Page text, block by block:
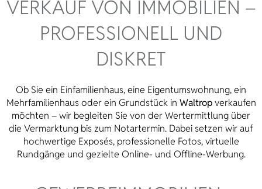
VERKAUF VON IMMOBILIEN –
PROFESSIONELL UND
DISKRET
Ob Sie ein Einfamilienhaus, eine Eigentumswohnung, ein
Mehrfamilienhaus oder ein Grundstück in Waltropverkaufen
möchten – wir begleiten Sie von der Wertermittlung über
die Vermarktung bis zum Notartermin. Dabei setzen wir auf
hochwertige Exposés, professionelle Fotos, virtuelle
Rundgänge und gezielte Online- und Offline-Werbung.